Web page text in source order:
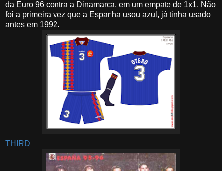
da Euro 96 contra a Dinamarca, em um empate de 1x1. Não
foi a primeira vez que a Espanha usou azul, já tinha usado
antes em 1992.
THIRD